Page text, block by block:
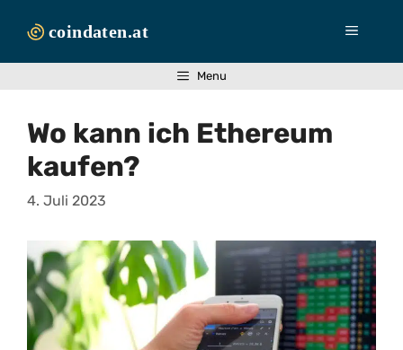
Inhalt
Menü
Menu
Wo kann ich Ethereum
kaufen?
4. Juli 2023